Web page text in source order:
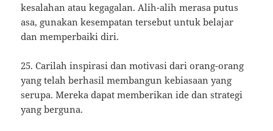
kesalahan atau kegagalan. Alih-alih merasa putus
asa, gunakan kesempatan tersebut untuk belajar
dan memperbaiki diri.
25. Carilah inspirasi dan motivasi dari orang-orang
yang telah berhasil membangun kebiasaan yang
serupa. Mereka dapat memberikan ide dan strategi
yang berguna.